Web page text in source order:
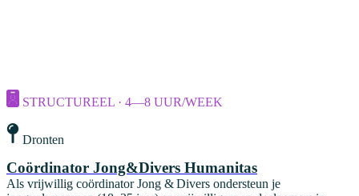
STRUCTUREEL · 4—8 UUR/WEEK
Dronten
Coördinator Jong&Divers Humanitas
Als vrijwillig coördinator Jong & Divers ondersteun je